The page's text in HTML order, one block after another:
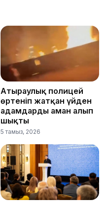
Атыраулық полицей
өртеніп жатқан үйден
адамдарды аман алып
шықты
5 тамыз, 2026